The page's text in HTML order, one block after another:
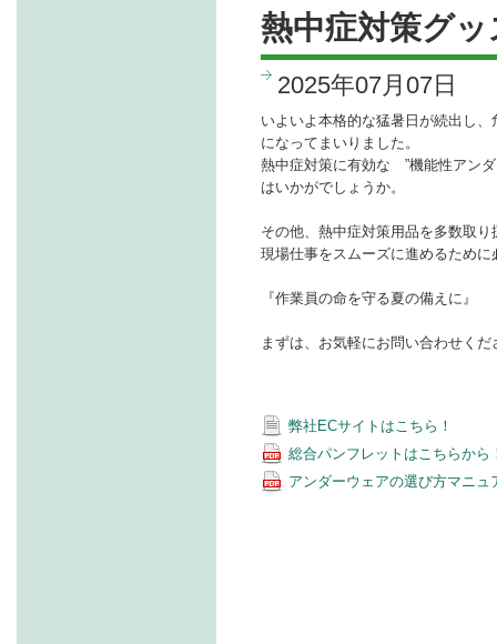
熱中症対策グッ
2025年07月07日
いよいよ本格的な猛暑日が続出し
になってまいりました。
熱中症対策に有効な ”機能性アン
はいかがでしょうか。
その他、熱中症対策用品を多数取り
現場仕事をスムーズに進めるために
『作業員の命を守る夏の備えに』
まずは、お気軽にお問い合わせくだ
弊社ECサイトはこちら！
総合パンフレットはこちらから
アンダーウェアの選び方マニュ